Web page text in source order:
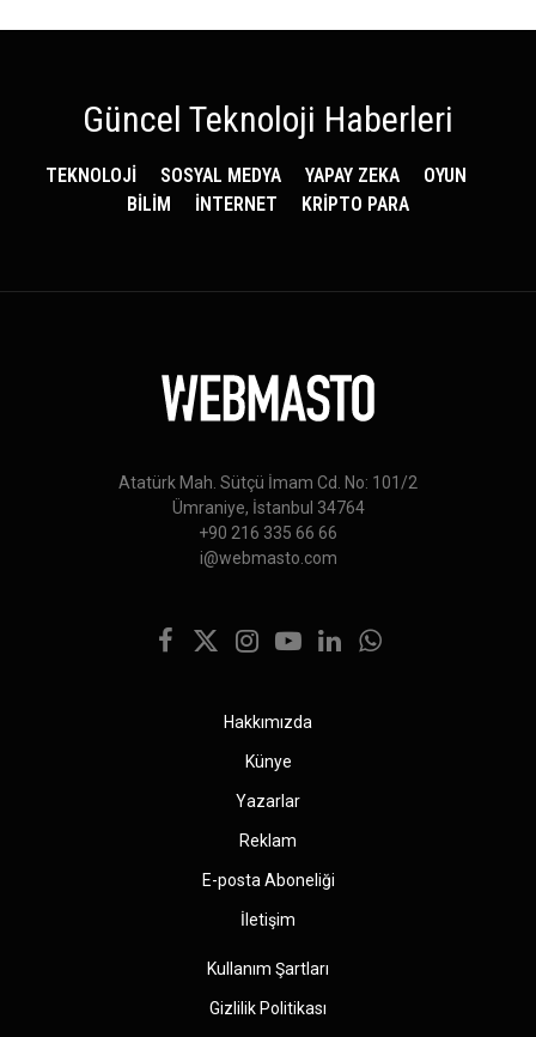
Güncel Teknoloji Haberleri
TEKNOLOJİ SOSYAL MEDYA YAPAY ZEKA
OYUN
BİLİM
İNTERNET KRİPTO PARA
Atatürk Mah. Sütçü İmam Cd. No: 101/2
Ümraniye, İstanbul 34764
+90 216 335 66 66
i@webmasto.com
Facebook
X
Instagram
YouTubeLinkedInWhatsApp
Hakkımızda
Künye
Yazarlar
Reklam
E-posta Aboneliği
İletişim
Kullanım Şartları
Gizlilik Politikası